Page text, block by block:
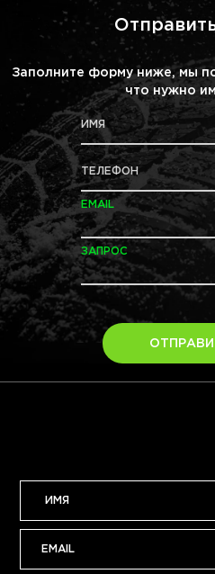
Заполните форму ниже, мы
что нужно
ИМЯ
ТЕЛЕФОН
EMAIL
ЗАПРОС